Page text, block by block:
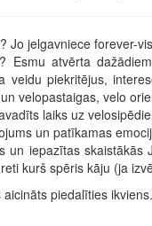
Jo jelgavniece forever-
Esmu atvērta
veidu piekritējus,
velopastaigas, velo
laiks uz
un patīkamas
un iepazītas skaistākās
kurš spēris kāju (ja
aicināts piedalīties